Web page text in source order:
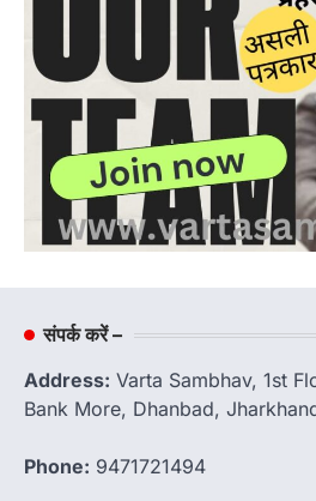
संपर्क करें –
Address: Varta Sambhav, 1st
Bank More, Dhanbad,
Phone: 9471721494